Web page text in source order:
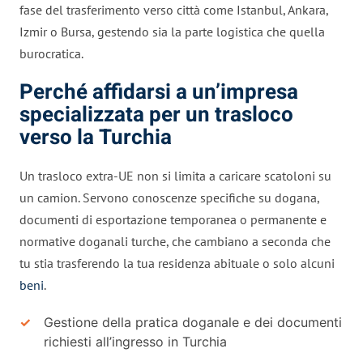
fase del trasferimento verso città come Istanbul, Ankara,
Izmir o Bursa, gestendo sia la parte logistica che quella
burocratica.
Perché affidarsi a un’impresa
specializzata per un trasloco
verso la Turchia
Un trasloco extra-UE non si limita a caricare scatoloni su
un camion. Servono conoscenze specifiche su dogana,
documenti di esportazione temporanea o permanente e
normative doganali turche, che cambiano a seconda che
tu stia trasferendo la tua residenza abituale o solo alcuni
beni.
Gestione della pratica doganale e dei documenti
richiesti all’ingresso in Turchia